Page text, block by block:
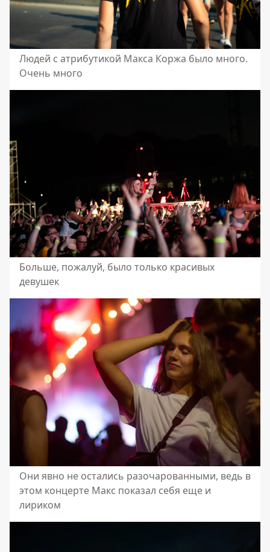
Людей с атрибутикой Макса Коржа было много.
Очень много
Больше, пожалуй, было только красивых
девушек
Они явно не остались разочарованными, ведь в
этом концерте Макс показал себя еще и
лириком